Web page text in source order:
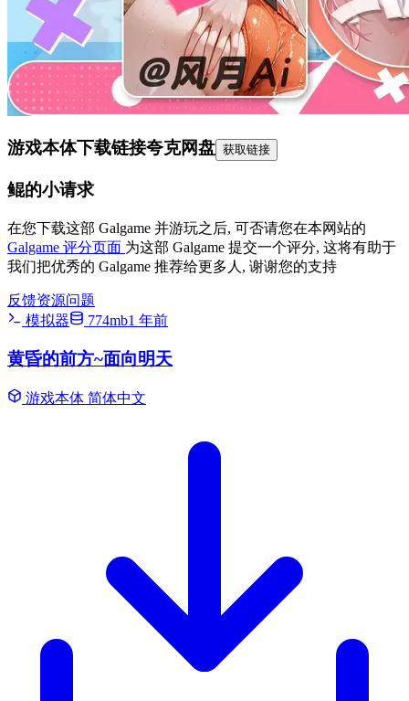
游戏本体下载链接夸克网盘 获取链接
鲲的小请求
在您下载这部 Galgame 并游玩之后, 可否请您在本网站的
Galgame 评分页面 为这部 Galgame 提交一个评分, 这将有助于
我们把优秀的 Galgame 推荐给更多人, 谢谢您的支持
反馈资源问题
模拟器
774mb1 年前
黄昏的前方~面向明天
游戏本体 简体中文